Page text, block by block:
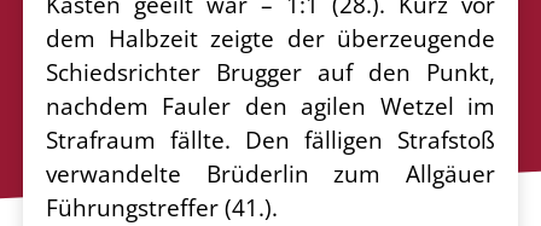
dem Halbzeit zeigte der überzeugende
Schiedsrichter Brugger auf den Punkt,
nachdem Fauler den agilen Wetzel im
Strafraum fällte. Den fälligen Strafstoß
verwandelte Brüderlin zum Allgäuer
Führungstreffer (41.).